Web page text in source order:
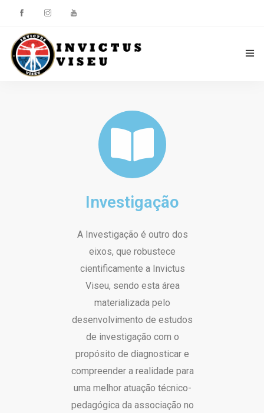
DEPARTAMENTO DA ÉTICA DESPORTIVA
Investigação
A Investigação é outro dos
eixos, que robustece
cientificamente a Invictus
Viseu, sendo esta área
materializada pelo
desenvolvimento de estudos
de investigação com o
propósito de diagnosticar e
compreender a realidade para
uma melhor atuação técnico-
pedagógica da associação no